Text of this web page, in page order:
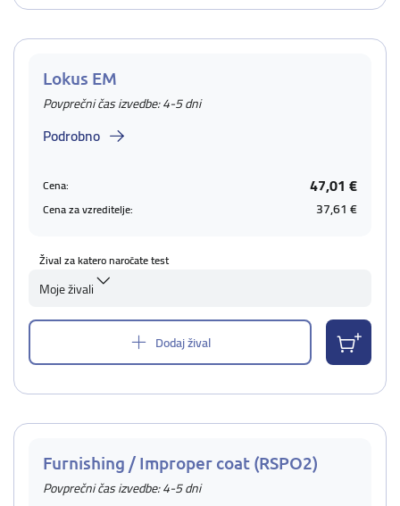
Lokus EM
Povprečni čas izvedbe: 4-5 dni
Podrobno
Cena: 47,01 €
Cena za vzreditelje: 37,61 €
Žival za katero naročate test
Moje živali
Dodaj žival
Furnishing / Improper coat (RSPO2)
Povprečni čas izvedbe: 4-5 dni